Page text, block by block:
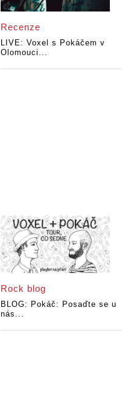
Recenze
LIVE: Voxel s Pokáčem v
Olomouci...
Rock blog
BLOG: Pokáč: Posaďte se u
nás...